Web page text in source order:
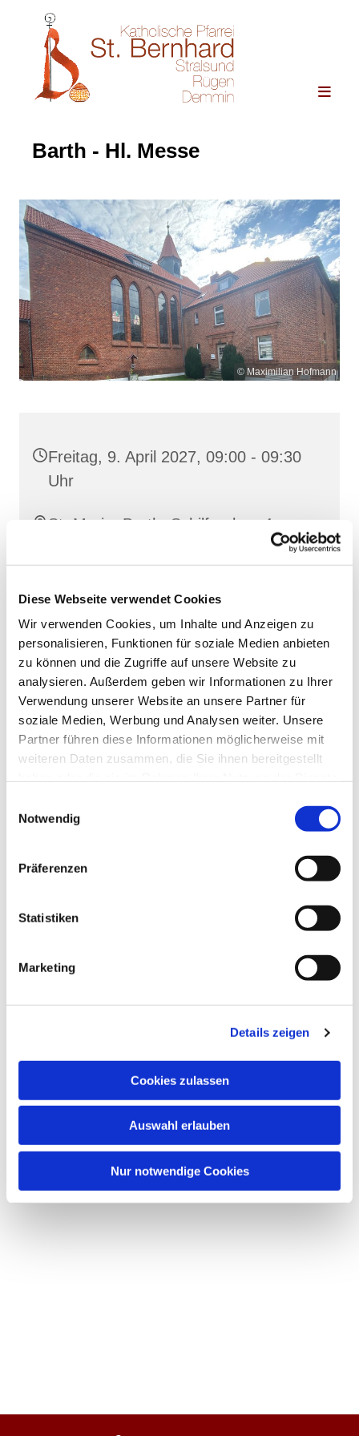
Diese Webseite verwendet Cookies
Wir verwenden Cookies, um Inhalte und Anzeigen zu
personalisieren, Funktionen für soziale Medien anbieten
zu können und die Zugriffe auf unsere Website zu
analysieren. Außerdem geben wir Informationen zu Ihrer
Verwendung unserer Website an unsere Partner für
soziale Medien, Werbung und Analysen weiter. Unsere
Partner führen diese Informationen möglicherweise mit
weiteren Daten zusammen, die Sie ihnen bereitgestellt
Notwendig
Präferenzen
Statistiken
Marketing
Details zeigen
Cookies zulassen
Auswahl erlauben
Nur notwendige Cookies
Barth - Hl. Messe
© Maximilian Hofmann
Freitag, 9. April 2027, 09:00 - 09:30
Uhr
St. Maria, Barth, Schilfgraben 4,